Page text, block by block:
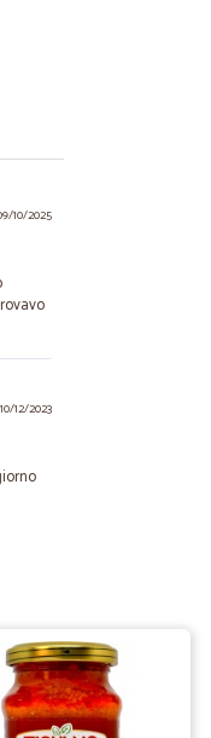
10/2025
10/12/2023
molto